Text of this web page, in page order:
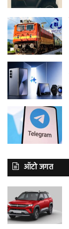
ऑटो जगत